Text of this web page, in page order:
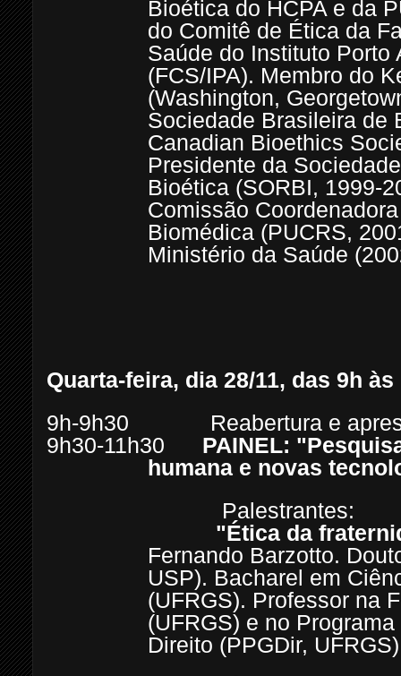
Bioética do HCPA e da
do Comitê de Ética da
Saúde do Instituto Porto
(FCS/IPA). Membro do
(Washington,
Sociedade Brasileira de
Canadian Bioethics
Presidente da
Bioética (SORBI, 1999-
Comissão
Biomédica (PUCRS,
Ministério da Saúde
Quarta-feira, dia 28/11, das 9h às
9h-9h30 Reabertura e
9h30-11h30 PAINEL:
humana e novas
Palestrantes:
"Ética da
Fernando Barzotto.
USP). Bacharel em
(UFRGS). Professor na
(UFRGS) e no
Direito (PPGDir,